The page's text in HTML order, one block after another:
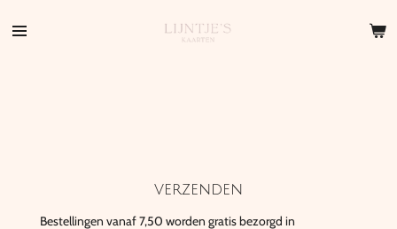
direct
verzenden
Bestellingen vanaf 7,50 worden gratis bezorgd in